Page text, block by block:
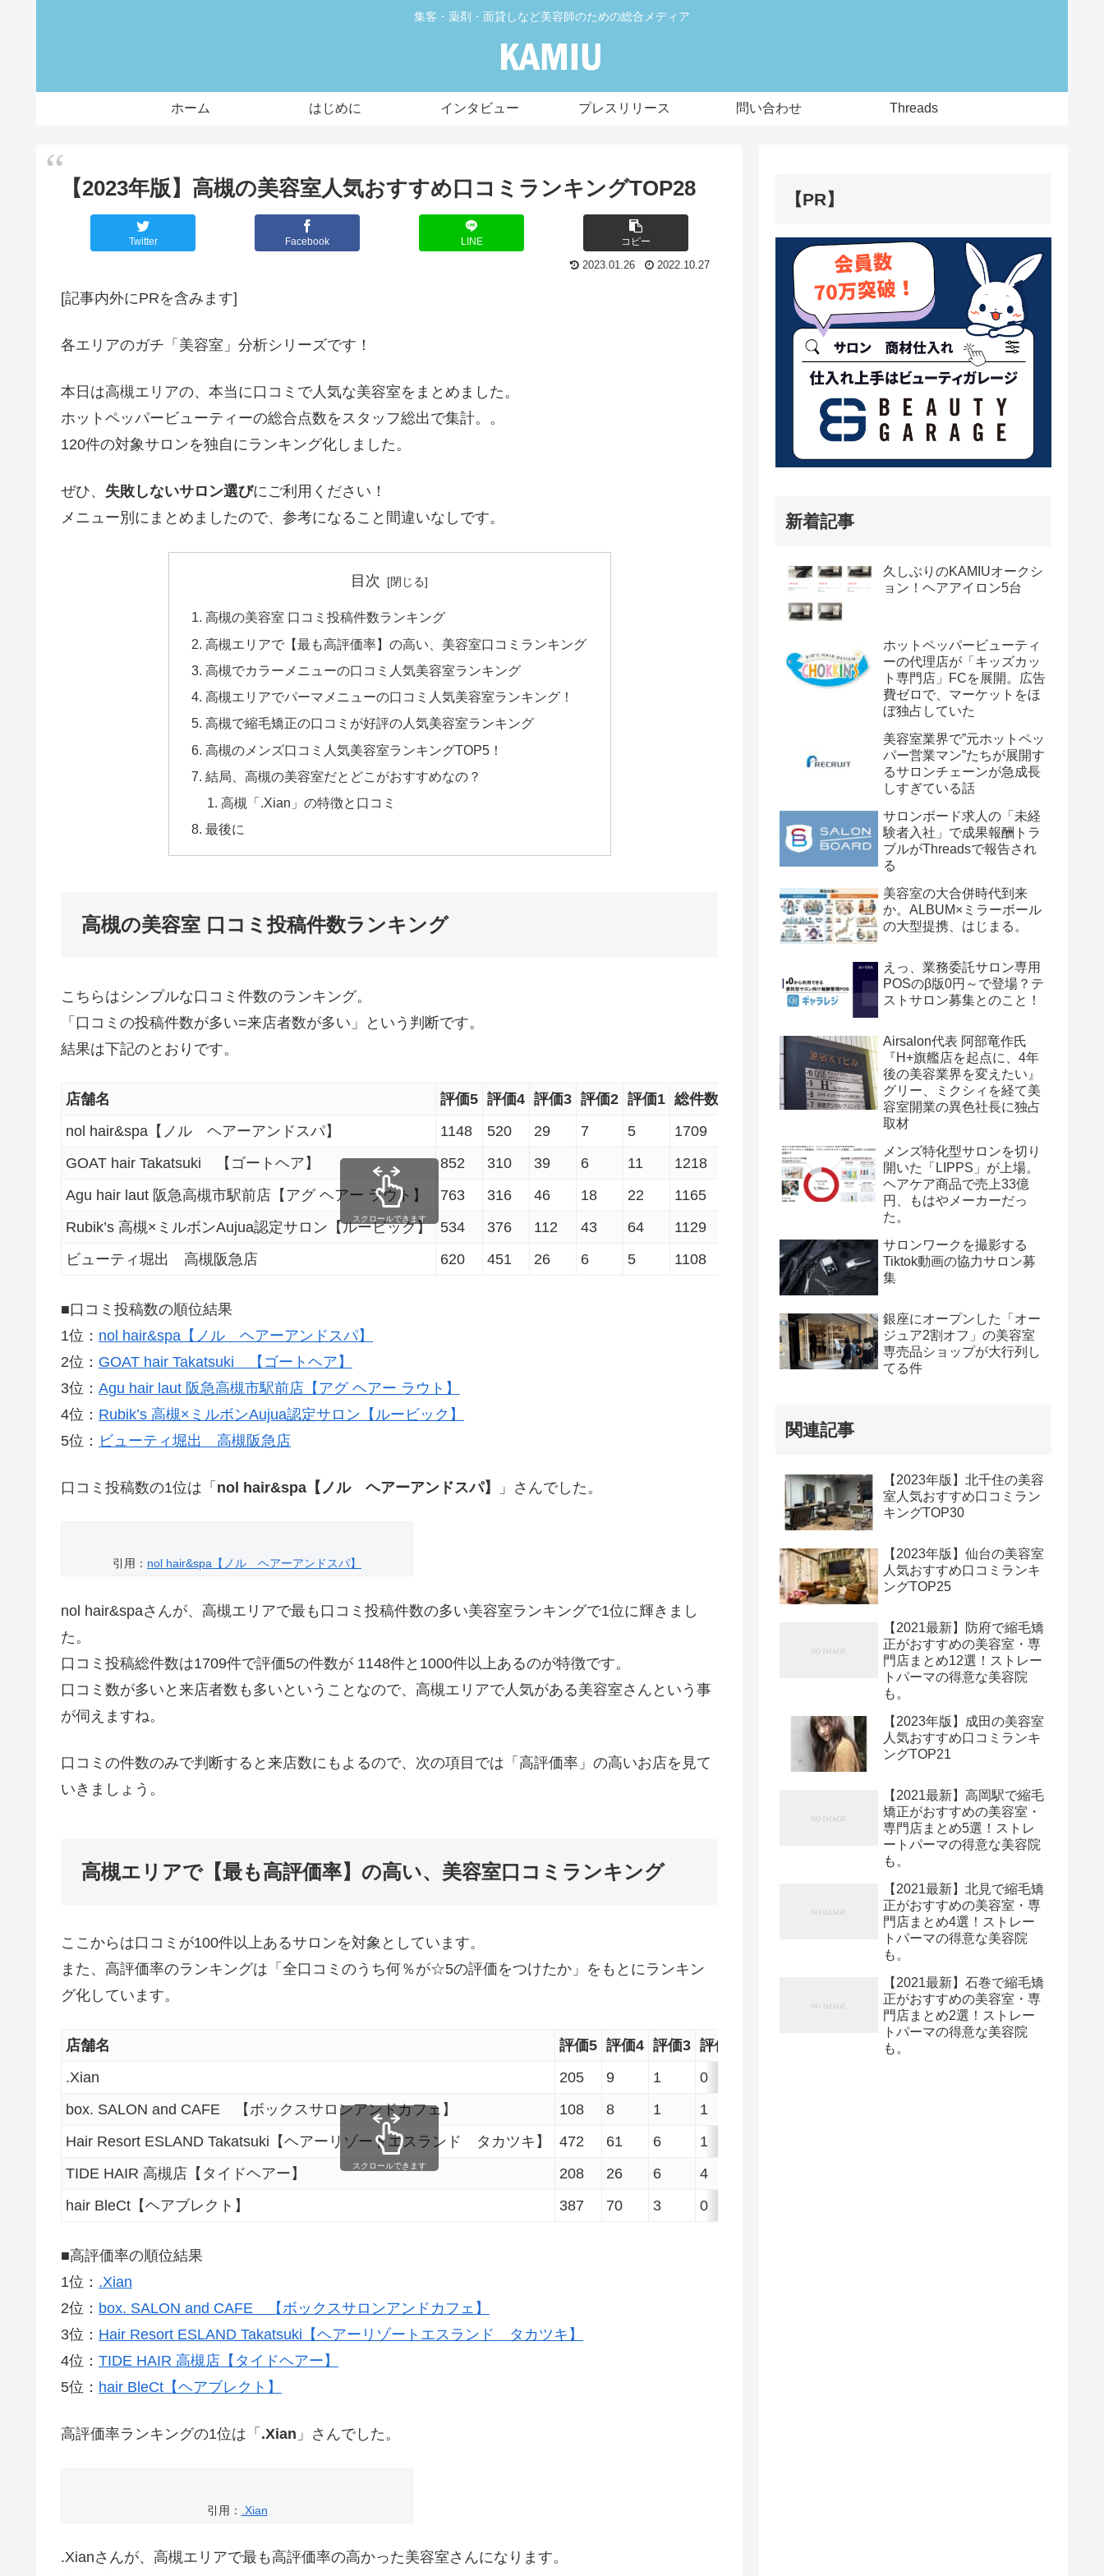
集客・薬剤・面貸しなど美容師のための総合メディア
ホーム はじめに インタビュー プレスリリース 問い合わせ Threads
【2023年版】高槻の美容室人気おすすめ口コミランキングTOP28
Twitter Facebook LINE コピー
2023.01.26 2022.10.27
[記事内外にPRを含みます]
各エリアのガチ「美容室」分析シリーズです！
本日は高槻エリアの、本当に口コミで人気な美容室をまとめました。
ホットペッパービューティーの総合点数をスタッフ総出で集計。。
120件の対象サロンを独自にランキング化しました。
ぜひ、 失敗しないサロン選びにご利用ください！
メニュー別にまとめましたので、参考になること間違いなしです。
目次
高槻の美容室 口コミ投稿件数ランキング
高槻エリアで【最も高評価率】の高い、美容室口コミランキング
高槻でカラーメニューの口コミ人気美容室ランキング
高槻エリアでパーマメニューの口コミ人気美容室ランキング！
高槻で縮毛矯正の口コミが好評の人気美容室ランキング
高槻のメンズ口コミ人気美容室ランキングTOP5！
結局、高槻の美容室だとどこがおすすめなの？
高槻「.Xian」の特徴と口コミ
最後に
高槻の美容室 口コミ投稿件数ランキング
こちらはシンプルな口コミ件数のランキング。
「口コミの投稿件数が多い=来店者数が多い」という判断です。
結果は下記のとおりです。
店舗名 評価5 評価4 評価3 評価2 評価1 総件数
nol hair&spa【ノル ヘアーアンドスパ】
1148 520 29 7 5
1709
GOAT hair Takatsuki 【ゴートヘア】
852 310 39 6 11
1218
Agu hair laut 阪急高槻市駅前店【アグ ヘアー ラウト】
763 316 46 18 22
1165
Rubik’s 高槻×ミルボンAujua認定サロン【ルービック】 534 376 112 43 64
1129
ビューティ堀出 高槻阪急店
620 451 26 6 5 1108
スクロールできます
■口コミ投稿数の順位結果
1位： nol hair&spa【ノル ヘアーアンドスパ】
2位： GOAT hair Takatsuki 【ゴートヘア】
3位： Agu hair laut 阪急高槻市駅前店【アグ ヘアー ラウト】
4位： Rubik’s 高槻×ミルボンAujua認定サロン【ルービック】
5位： ビューティ堀出 高槻阪急店
口コミ投稿数の1位は「 nol hair&spa【ノル ヘアーアンドスパ】 」さんでした。
引用： nol hair&spa【ノル ヘアーアンドスパ】
nol hair&spaさんが、高槻エリアで最も口コミ投稿件数の多い美容室ランキングで1位に輝きまし
た。
口コミ投稿総件数は1709件で評価5の件数が 1148件と1000件以上あるのが特徴です。
口コミ数が多いと来店者数も多いということなので、高槻エリアで人気がある美容室さんという事
が伺えますね。
口コミの件数のみで判断すると来店数にもよるので、次の項目では「高評価率」の高いお店を見て
いきましょう。
高槻エリアで【最も高評価率】の高い、美容室口コミランキング
ここからは口コミが100件以上あるサロンを対象としています。
また、高評価率のランキングは「全口コミのうち何％が☆5の評価をつけたか」をもとにランキン
グ化しています。
店舗名 評価5 評価4 評価3 評価2
高評価率
.Xian
205 9 1 0
box. SALON and CAFE 【ボックスサロンアンドカフェ】
108 8 1 1
Hair Resort ESLAND Takatsuki【ヘアーリゾートエスランド タカツキ】
472 61 6 1
TIDE HAIR 高槻店【タイドヘアー】
208 26 6 4
hair BleCt【ヘアブレクト】
387 70 3 0
スクロールできます
■高評価率の順位結果
1位： .Xian
2位： box. SALON and CAFE 【ボックスサロンアンドカフェ】
3位： Hair Resort ESLAND Takatsuki【ヘアーリゾートエスランド タカツキ】
4位： TIDE HAIR 高槻店【タイドヘアー】
5位： hair BleCt【ヘアブレクト】
高評価率ランキングの1位は「 .Xian 」さんでした。
引用： .Xian
.Xianさんが、高槻エリアで最も高評価率の高かった美容室さんになります。
【PR】
新着記事
久しぶりのKAMIUオークシ
ョン！ヘアアイロン5台
ホットペッパービューティ
ーの代理店が「キッズカッ
ト専門店」FCを展開。広告
費ゼロで、マーケットをほ
ぼ独占していた
美容室業界で”元ホットペッ
パー営業マン”たちが展開す
るサロンチェーンが急成長
しすぎている話
サロンボード求人の「未経
験者入社」で成果報酬トラ
ブルがThreadsで報告され
る
美容室の大合併時代到来
か。ALBUM×ミラーボール
の大型提携、はじまる。
えっ、業務委託サロン専用
POSのβ版0円～で登場？テ
ストサロン募集とのこと！
Airsalon代表 阿部竜作氏
『H+旗艦店を起点に、4年
後の美容業界を変えたい』
グリー、ミクシィを経て美
容室開業の異色社長に独占
取材
メンズ特化型サロンを切り
開いた「LIPPS」が上場。
ヘアケア商品で売上33億
円、もはやメーカーだっ
た。
サロンワークを撮影する
Tiktok動画の協力サロン募
集
銀座にオープンした「オー
ジュア2割オフ」の美容室
専売品ショップが大行列し
てる件
関連記事
【2023年版】北千住の美容
室人気おすすめ口コミラン
キングTOP30
【2023年版】仙台の美容室
人気おすすめ口コミランキ
ングTOP25
【2021最新】防府で縮毛矯
正がおすすめの美容室・専
門店まとめ12選！ストレー
トパーマの得意な美容院
も。
【2023年版】成田の美容室
人気おすすめ口コミランキ
ングTOP21
【2021最新】高岡駅で縮毛
矯正がおすすめの美容室・
専門店まとめ5選！ストレ
ートパーマの得意な美容院
も。
【2021最新】北見で縮毛矯
正がおすすめの美容室・専
門店まとめ4選！ストレー
トパーマの得意な美容院
も。
【2021最新】石巻で縮毛矯
正がおすすめの美容室・専
門店まとめ2選！ストレー
トパーマの得意な美容院
も。